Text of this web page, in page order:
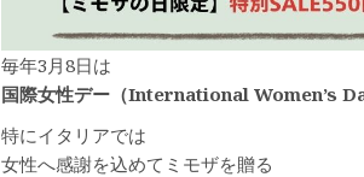
毎年3月8日は
国際女性デー（International Women’s
特にイタリアでは
女性へ感謝を込めてミモザを贈る